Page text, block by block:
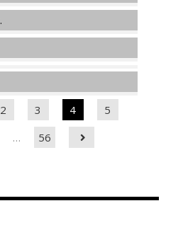
2 3 4
5
… 56